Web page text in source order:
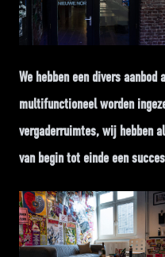
We hebben een divers aanbod
multifunctioneel worden
vergaderruimtes, wij hebben
van begin tot einde een